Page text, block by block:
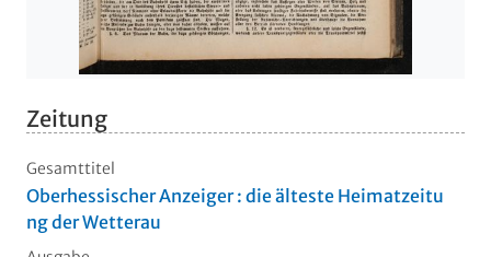
Zeitung
Gesamttitel
Oberhessischer Anzeiger : die älteste Heimatzeitu
ng der Wetterau